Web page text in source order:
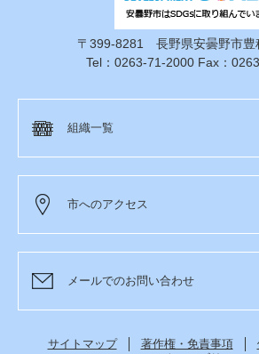
〒399-8281 長野県安曇野市豊
Tel：0263-71-2000 Fax：
組織一覧
市へのアクセス
メールでのお問い合わせ
サイトマップ 著作権・免責事項